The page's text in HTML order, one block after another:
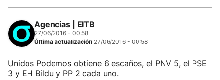
Agencias | EITB
27/06/2016 - 00:58
Última actualización 27/06/2016 - 00:58
Unidos Podemos obtiene 6 escaños, el PNV 5, el PSE
3 y EH Bildu y PP 2 cada uno.